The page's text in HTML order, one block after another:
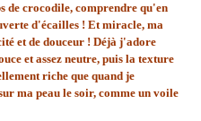
de crocodile, comprendre qu'en
d'écailles ! Et miracle, ma
et de douceur ! Déjà j'adore
et assez neutre, puis la texture
riche que quand je
ma peau le soir, comme un voile